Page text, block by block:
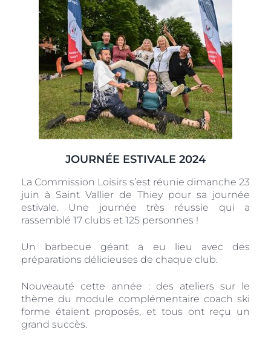
JOURNÉE ESTIVALE 2024
La Commission Loisirs s’est réunie dimanche 23
juin à Saint Vallier de Thiey pour sa journée
estivale. Une journée très réussie qui a
rassemblé 17 clubs et 125 personnes !
Un barbecue géant a eu lieu avec des
préparations délicieuses de chaque club.
Nouveauté cette année : des ateliers sur le
thème du module complémentaire coach ski
forme étaient proposés, et tous ont reçu un
grand succès.